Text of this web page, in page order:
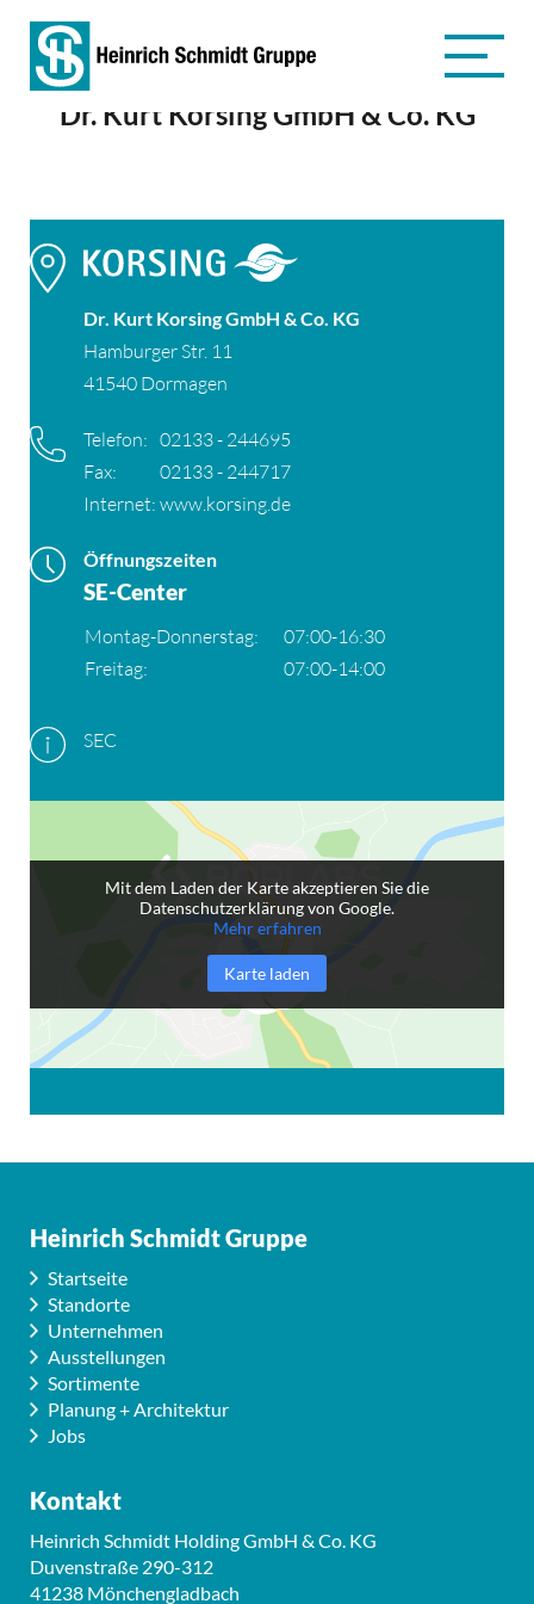
Dr. Kurt Korsing GmbH & Co. KG
Dr. Kurt Korsing GmbH & Co. KG
Hamburger Str. 11
41540 Dormagen
Telefon: 02133 - 244695
Fax:
02133 - 244717
Internet: www.korsing.de
Öffnungszeiten
SE-Center
Montag-Donnerstag:
07:00-16:30
Freitag:
07:00-14:00
SEC
Mit dem Laden der Karte akzeptieren Sie die
Datenschutzerklärung von Google.
Mehr erfahren
Karte laden
Heinrich Schmidt Gruppe
Startseite
Standorte
Unternehmen
Ausstellungen
Sortimente
Planung + Architektur
Jobs
Kontakt
Heinrich Schmidt Holding GmbH & Co. KG
Duvenstraße 290-312
41238 Mönchengladbach